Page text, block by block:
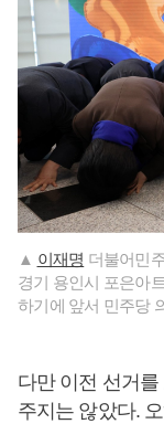
▲ 이재명 더불어민
경기 용인시 포은아
하기에 앞서 민주당
다만 이전 선거
주지는 않았다.